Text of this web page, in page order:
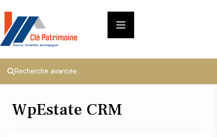
Recherche avancée :
WpEstate CRM